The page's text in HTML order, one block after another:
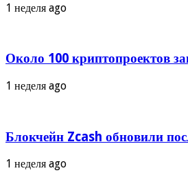
1 неделя ago
Около 100 криптопроектов
1 неделя ago
Блокчейн Zcash обновили
1 неделя ago